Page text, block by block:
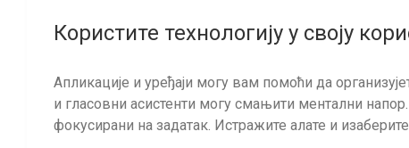
Користите технологију у своју
Апликације и уређаји могу вам помоћи да
и гласовни асистенти могу смањити ментални
фокусирани на задатак. Истражите алате и